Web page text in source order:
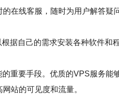
在线客服，随时为用户解答
据自己的需求安装各种软件
重要手段。优质的VPS服务
站的可见度和流量。